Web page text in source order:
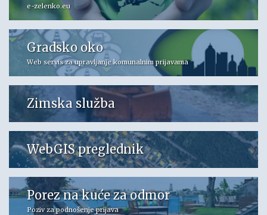
e-zelenko.eu
Gradsko oko
Web servis za upravljanje komunalnim prijavama
Zimska služba
WebGIS preglednik
Porez na kuće za odmor
Poziv za podnošenje prijava